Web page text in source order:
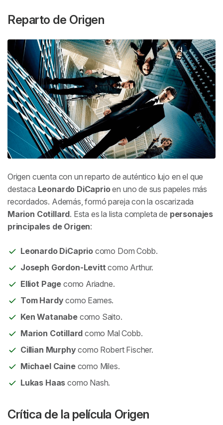
Reparto de Origen
Origen cuenta con un reparto de auténtico lujo en el que
destaca Leonardo DiCaprioen uno de sus papeles más
recordados. Además, formó pareja con la oscarizada
Marion Cotillard. Esta es la lista completa de personajes
principales de Origen:
Leonardo DiCaprio como Dom Cobb.
Joseph Gordon-Levitt como Arthur.
Elliot Page como Ariadne.
Tom Hardy como Eames.
Ken Watanabecomo Saito.
Marion Cotillard como Mal Cobb.
Cillian Murphy como Robert Fischer.
Michael Cainecomo Miles.
Lukas Haas como Nash.
Crítica de la película Origen